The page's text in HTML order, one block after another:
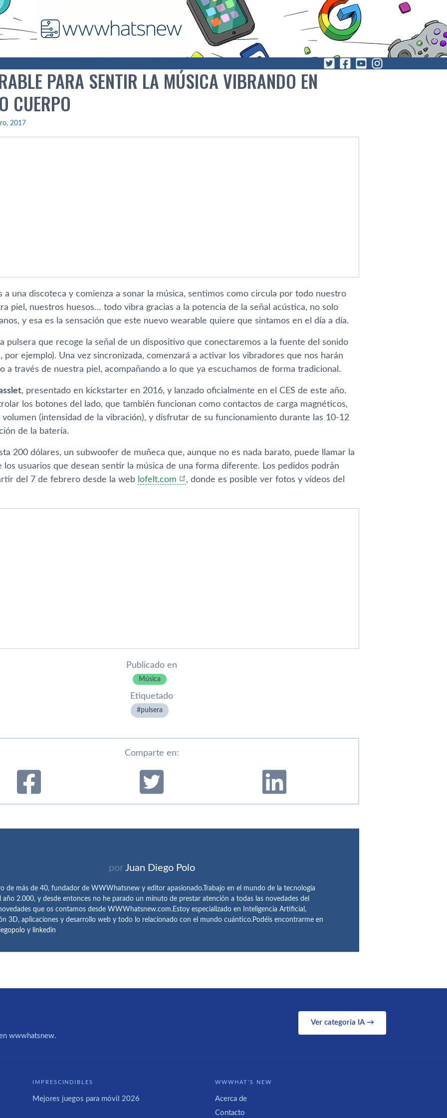
PARA SENTIR LA MÚSICA VIBRANDO EN
CUERPO
2017
a una discoteca y comienza a sonar la música, sentimos como circula por todo nuestro
piel, nuestros huesos… todo vibra gracias a la potencia de la señal acústica, no solo
y esa es la sensación que este nuevo wearable quiere que sintamos en el dí­a a dí­a.
pulsera que recoge la señal de un dispositivo que conectaremos a la fuente del sonido
por ejemplo). Una vez sincronizada, comenzará a activar los vibradores que nos harán
a través de nuestra piel, acompañando a lo que ya escuchamos de forma tradicional.
, presentado en kickstarter en 2016, y lanzado oficialmente en el CES de este año.
los botones del lado, que también funcionan como contactos de carga magnéticos,
volumen (intensidad de la vibración), y disfrutar de su funcionamiento durante las 10-12
de la baterí­a.
200 dólares, un subwoofer de muñeca que, aunque no es nada barato, puede llamar la
los usuarios que desean sentir la música de una forma diferente. Los pedidos podrán
del 7 de febrero desde la web lofelt.com
, donde es posible ver fotos y ví­deos del
Publicado en
Música
Etiquetado
pulsera
Comparte en:
por Juan Diego Polo
de más de 40, fundador de WWWhatsnew y editor apasionado.Trabajo en el mundo de la tecnología
año 2.000, y desde entonces no he parado un minuto de prestar atención a todas las novedades del
que os contamos desde WWWhatsnew.com.Estoy especializado en Inteligencia Artificial,
3D, aplicaciones y desarrollo web y todo lo relacionado con el mundo cuántico.Podéis encontrarme en
y linkedin
wwwhatsnew.
Ver categoría IA →
IMPRESCINDIBLES
Mejores juegos para móvil 2026
WWWHAT'S NEW
Acerca de
Contacto